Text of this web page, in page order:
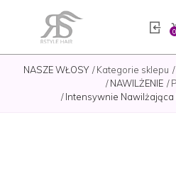
0
NASZE WŁOSY Kategorie sklepu
NAWILŻENIE
Intensywnie Nawilżająca